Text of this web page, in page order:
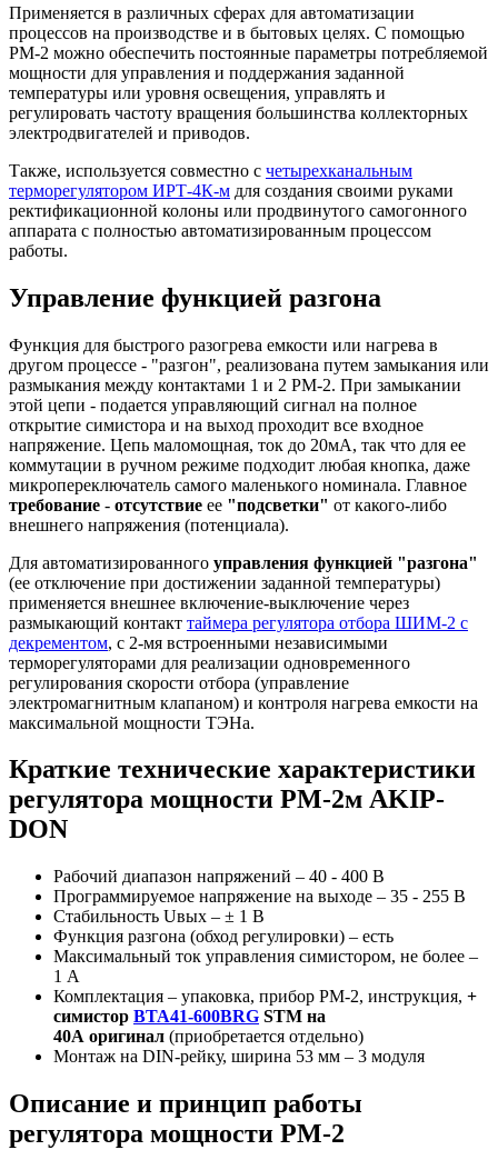
Применяется в различных сферах для автоматизации
процессов на производстве и в бытовых целях. С помощью
РМ-2 можно обеспечить постоянные параметры потребляемой
мощности для управления и поддержания заданной
температуры или уровня освещения, управлять и
регулировать частоту вращения большинства коллекторных
электродвигателей и приводов.
Также, используется совместно с четырехканальным
терморегулятором ИРТ-4К-м для создания своими руками
ректификационной колоны или продвинутого самогонного
аппарата с полностью автоматизированным процессом
работы.
Управление функцией разгона
Функция для быстрого разогрева емкости или нагрева в
другом процессе - "разгон", реализована путем замыкания или
размыкания между контактами 1 и 2 РМ-2. При замыкании
этой цепи - подается управляющий сигнал на полное
открытие симистора и на выход проходит все входное
напряжение. Цепь маломощная, ток до 20мА, так что для ее
коммутации в ручном режиме подходит любая кнопка, даже
микропереключатель самого маленького номинала. Главное
требование - отсутствие ее "подсветки" от какого-либо
внешнего напряжения (потенциала).
Для автоматизированного управления функцией "разгона"
(ее отключение при достижении заданной температуры)
применяется внешнее включение-выключение через
размыкающий контакт таймера регулятора отбора ШИМ-2 с
декрементом, с 2-мя встроенными независимыми
терморегуляторами для реализации одновременного
регулирования скорости отбора (управление
электромагнитным клапаном) и контроля нагрева емкости на
максимальной мощности ТЭНа.
Краткие технические характеристики
регулятора мощности РМ-2м AKIP-
DON
Рабочий диапазон напряжений – 40 - 400 В
Программируемое напряжение на выходе – 35 - 255 В
Стабильность Uвых – ± 1 В
Функция разгона (обход регулировки) – есть
Максимальный ток управления симистором, не более –
1 А
Комплектация – упаковка, прибор РМ-2, инструкция, +
симистор ВТА41-600BRG STM на
40A оригинал (приобретается отдельно)
Монтаж на DIN-рейку, ширина 53 мм – 3 модуля
Описание и принцип работы
регулятора мощности РМ-2